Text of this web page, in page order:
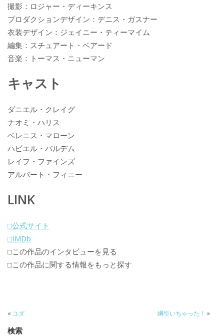
撮影：ロジャー・ディーキンス
プロダクションデザイン：デニス・ガスナー
衣装デザイン：ジェイニー・ティーマイム
編集：スチュアート・ベアード
音楽：トーマス・ニューマン
キャスト
ダニエル・クレイグ
ナオミ・ハリス
ベレニス・マローン
ハビエル・バルデム
レイフ・ファインズ
アルバート・フィニー
LINK
□公式サイト
□IMDb
□この作品のインタビューを見る
□この作品に関する情報をもっと探す
« ユダ 綱引いちゃった！ »
検索